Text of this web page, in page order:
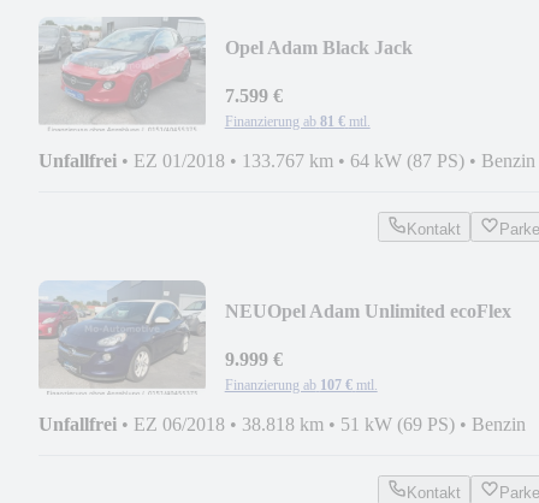
Opel Adam Black Jack
7.599 €
Finanzierung ab 81 € mtl.
Unfallfrei • EZ 01/2018 • 133.767 km • 64 kW (87 PS) • Benzin
Kontakt
NEUOpel Adam Unlimited ecoFlex
9.999 €
Finanzierung ab 107 € mtl.
Unfallfrei • EZ 06/2018 • 38.818 km • 51 kW (69 PS) • Benzin
Kontakt